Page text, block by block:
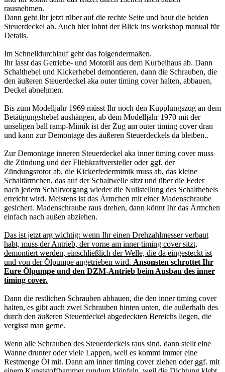
rausnehmen.
Dann geht Ihr jetzt rüber auf die rechte Seite und baut die beiden
Steuerdeckel ab. Auch hier lohnt der Blick ins workshop manual für
Details.
Im Schnelldurchlauf geht das folgendermaßen.
Ihr lasst das Getriebe- und Motoröl aus dem Kurbelhaus ab. Dann
Schalthebel und Kickerhebel demontieren, dann die Schrauben, die
den äußeren Steuerdeckel aka outer timing cover halten, abbauen,
Deckel abnehmen.
Bis zum Modelljahr 1969 müsst Ihr noch den Kupplungszug an dem
Betätigungshebel aushängen, ab dem Modelljahr 1970 mit der
unseligen ball ramp-Mimik ist der Zug am outer timing cover dran
und kann zur Demontage des äußeren Steuerdeckels da bleiben..
Zur Demontage inneren Steuerdeckel aka inner timing cover muss
die Zündung und der Fliehkraftversteller oder ggf. der
Zündungsrotor ab, die Kickerfedermimik muss ab, das kleine
Schaltärmchen, das auf der Schaltwelle sitzt und über die Feder
nach jedem Schaltvorgang wieder die Nullstellung des Schalthebels
erreicht wird. Meistens ist das Ärmchen mit einer Madenschraube
gesichert. Madenschraube raus drehen, dann könnt Ihr das Ärmchen
einfach nach außen abziehen.
Das ist jetzt arg wichtig: wenn Ihr einen Drehzahlmesser verbaut
habt, muss der Antrieb, der vorne am inner timing cover sitzt,
demontiert werden, einschließlich der Welle, die da eingesteckt ist
und von der Ölpumpe angetrieben wird. Ansonsten schrottet Ihr
Eure Ölpumpe und den DZM-Antrieb beim Ausbau des inner
timing cover.
Dann die restlichen Schrauben abbauen, die den inner timing cover
halten, es gibt auch zwei Schrauben hinten unten, die außerhalb des
durch den äußeren Steuerdeckel abgedeckten Bereichs liegen, die
vergisst man gerne.
Wenn alle Schrauben des Steuerdeckels raus sind, dann stellt eine
Wanne drunter oder viele Lappen, weil es kommt immer eine
Restmenge Öl mit. Dann am inner timing cover ziehen oder ggf. mit